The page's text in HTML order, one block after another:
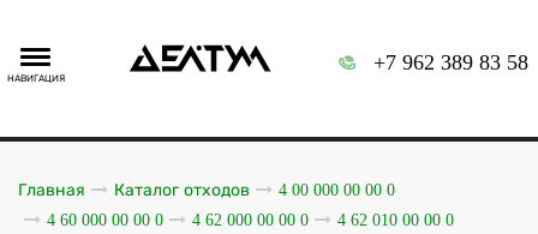
НАВИГАЦИЯ
+7 962 389 83 58
Главная Каталог отходов
4 00 000 00 00 0
4 60 000 00 00 0
4 62 000 00 00 0
4 62 010 00 00 0